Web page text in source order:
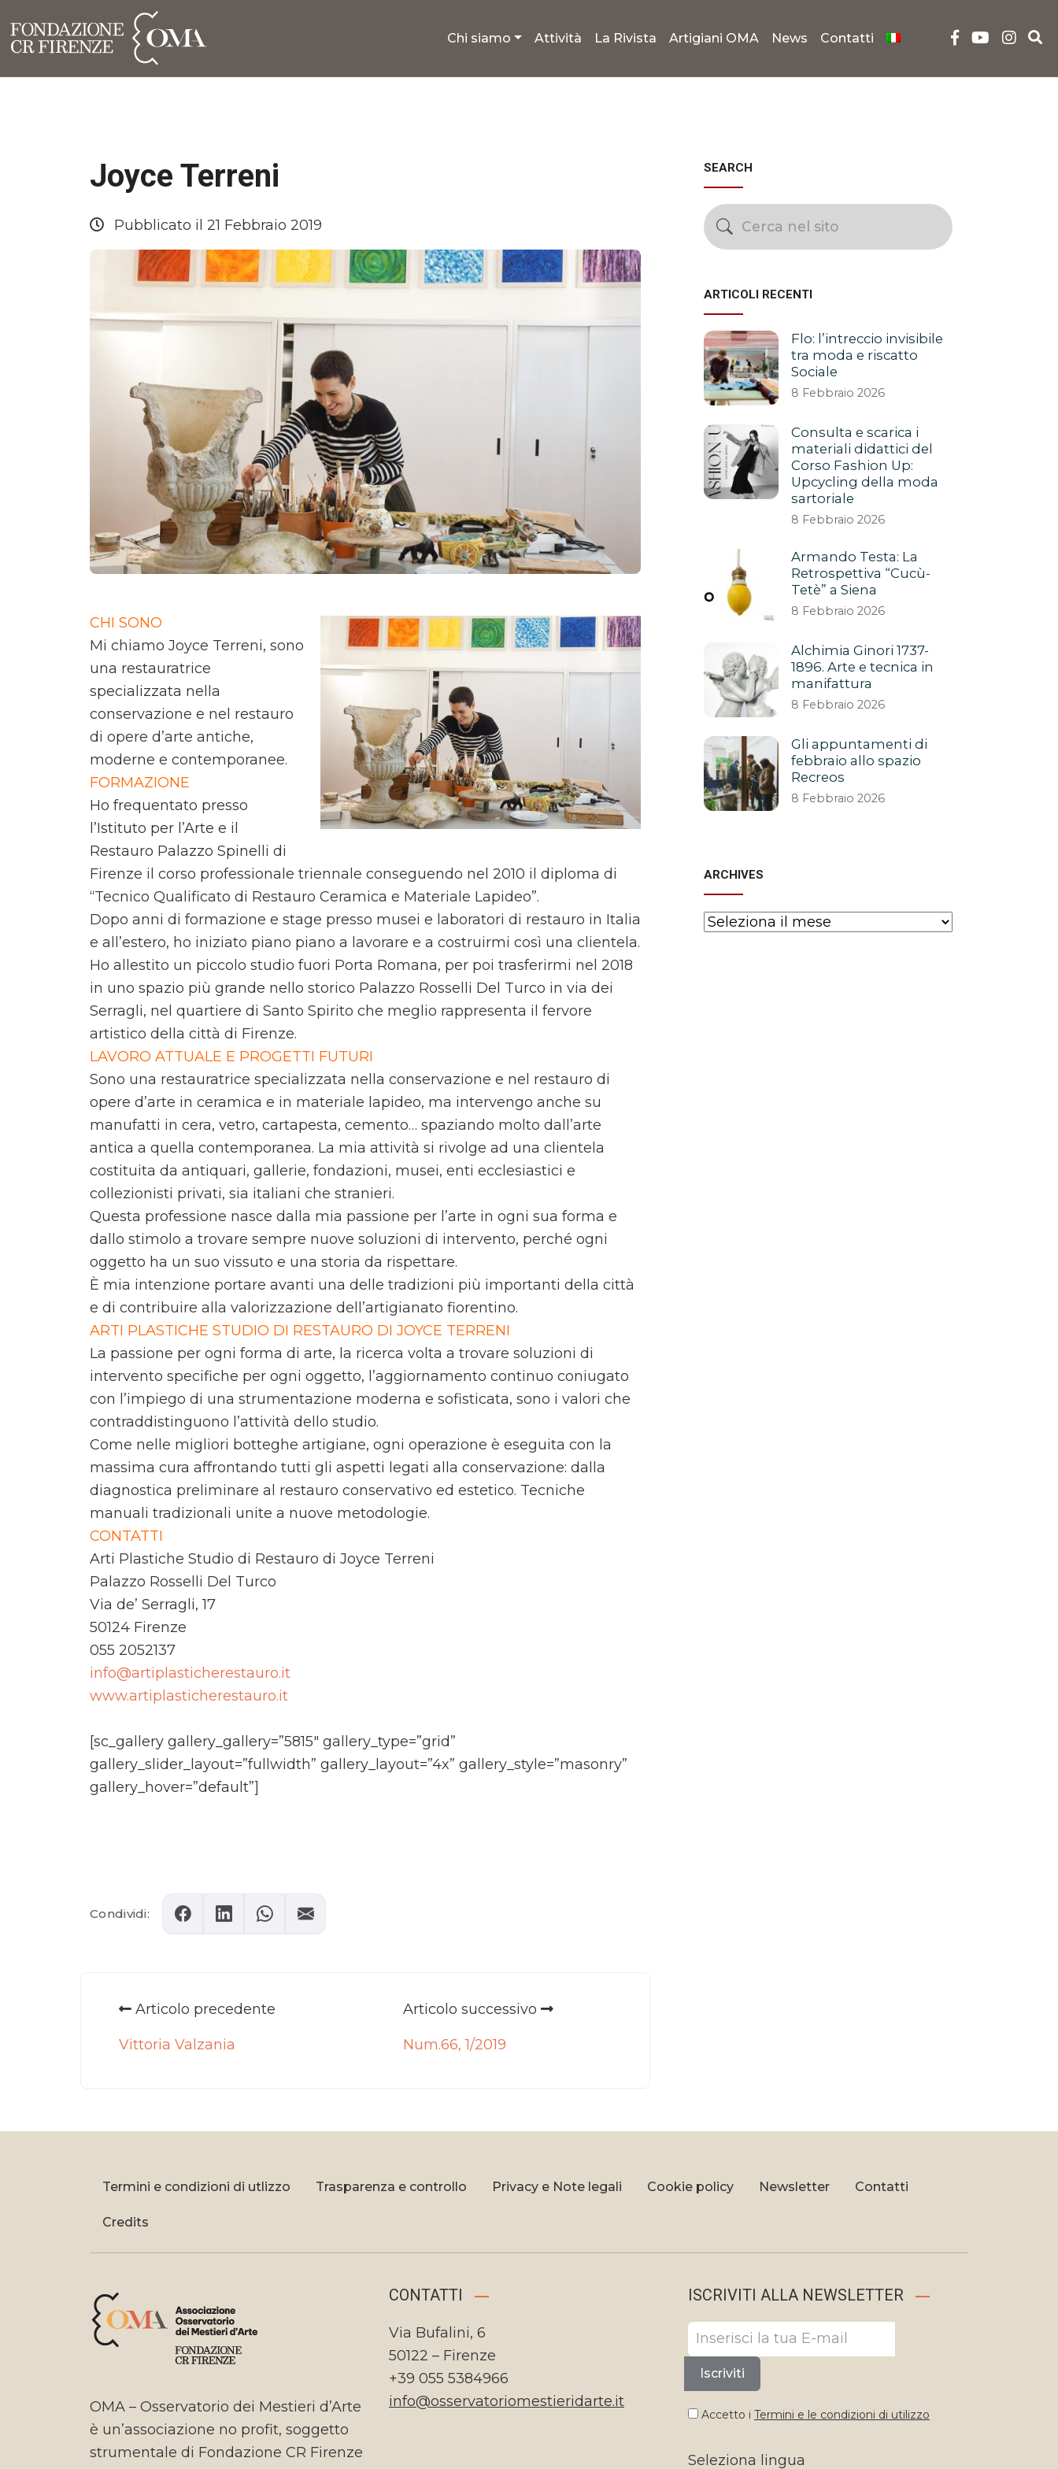
Chi siamo Attività La Rivista Artigiani OMA News Contatti
Joyce Terreni
Pubblicato il 21 Febbraio 2019
CHI SONO
Mi chiamo Joyce Terreni, sono
una restauratrice
specializzata nella
conservazione e nel restauro
di opere d’arte antiche,
moderne e contemporanee.
FORMAZIONE
Ho frequentato presso
l’Istituto per l’Arte e il
Restauro Palazzo Spinelli di
Firenze il corso professionale triennale conseguendo nel 2010 il diploma di
“Tecnico Qualificato di Restauro Ceramica e Materiale Lapideo”.
Dopo anni di formazione e stage presso musei e laboratori di restauro in Italia
e all’estero, ho iniziato piano piano a lavorare e a costruirmi così una clientela.
Ho allestito un piccolo studio fuori Porta Romana, per poi trasferirmi nel 2018
in uno spazio più grande nello storico Palazzo Rosselli Del Turco in via dei
Serragli, nel quartiere di Santo Spirito che meglio rappresenta il fervore
artistico della città di Firenze.
LAVORO ATTUALE E PROGETTI FUTURI
Sono una restauratrice specializzata nella conservazione e nel restauro di
opere d’arte in ceramica e in materiale lapideo, ma intervengo anche su
manufatti in cera, vetro, cartapesta, cemento… spaziando molto dall’arte
antica a quella contemporanea. La mia attività si rivolge ad una clientela
costituita da antiquari, gallerie, fondazioni, musei, enti ecclesiastici e
collezionisti privati, sia italiani che stranieri.
Questa professione nasce dalla mia passione per l’arte in ogni sua forma e
dallo stimolo a trovare sempre nuove soluzioni di intervento, perché ogni
oggetto ha un suo vissuto e una storia da rispettare.
È mia intenzione portare avanti una delle tradizioni più importanti della città
e di contribuire alla valorizzazione dell’artigianato fiorentino.
ARTI PLASTICHE STUDIO DI RESTAURO DI JOYCE TERRENI
La passione per ogni forma di arte, la ricerca volta a trovare soluzioni di
intervento specifiche per ogni oggetto, l’aggiornamento continuo coniugato
con l’impiego di una strumentazione moderna e sofisticata, sono i valori che
contraddistinguono l’attività dello studio.
Come nelle migliori botteghe artigiane, ogni operazione è eseguita con la
massima cura affrontando tutti gli aspetti legati alla conservazione: dalla
diagnostica preliminare al restauro conservativo ed estetico. Tecniche
manuali tradizionali unite a nuove metodologie.
CONTATTI
Arti Plastiche Studio di Restauro di Joyce Terreni
Palazzo Rosselli Del Turco
Via de’ Serragli, 17
50124 Firenze
055 2052137
info@artiplasticherestauro.it
www.artiplasticherestauro.it
[sc_gallery gallery_gallery=”5815″ gallery_type=”grid”
gallery_slider_layout=”fullwidth” gallery_layout=”4x” gallery_style=”masonry”
gallery_hover=”default”]
Condividi:
Articolo precedente
Vittoria Valzania
Articolo successivo
Num.66, 1/2019
SEARCH
ARTICOLI RECENTI
Flo: l’intreccio invisibile
tra moda e riscatto
Sociale
8 Febbraio 2026
Consulta e scarica i
materiali didattici del
Corso Fashion Up:
Upcycling della moda
sartoriale
8 Febbraio 2026
Armando Testa: La
Retrospettiva “Cucù-
Tetè” a Siena
8 Febbraio 2026
Alchimia Ginori 1737-
1896. Arte e tecnica in
manifattura
8 Febbraio 2026
Gli appuntamenti di
febbraio allo spazio
Recreos
8 Febbraio 2026
ARCHIVES
Archives
Termini e condizioni di utlizzo Trasparenza e controllo Privacy e Note legali Cookie policy Newsletter Contatti
Credits
OMA – Osservatorio dei Mestieri d’Arte
è un’associazione no profit, soggetto
strumentale di Fondazione CR Firenze
CONTATTI
Via Bufalini, 6
50122 – Firenze
+39 055 5384966
info@osservatoriomestieridarte.it
ISCRIVITI ALLA NEWSLETTER
Iscriviti
Accetto i Termini e le condizioni di utilizzo
Seleziona lingua